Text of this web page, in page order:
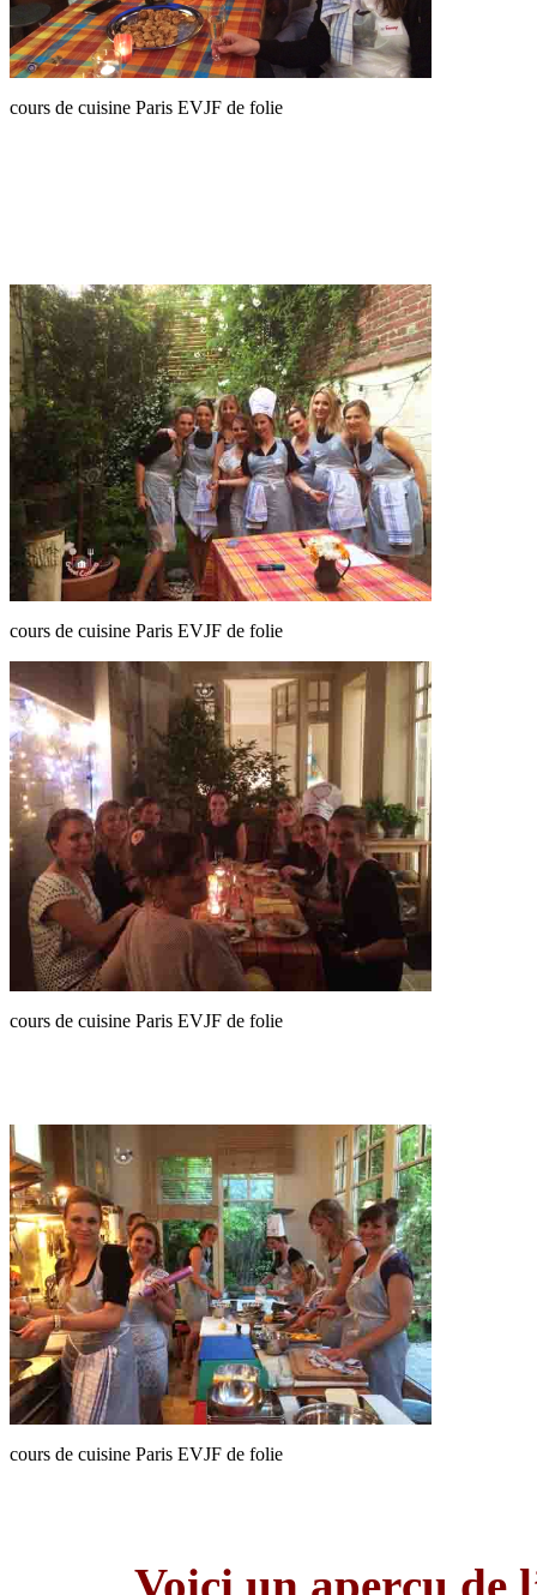
cours de cuisine Paris EVJF de folie
cours de cuisine Paris EVJF de folie
cours de cuisine Paris EVJF de folie
cours de cuisine Paris EVJF de folie